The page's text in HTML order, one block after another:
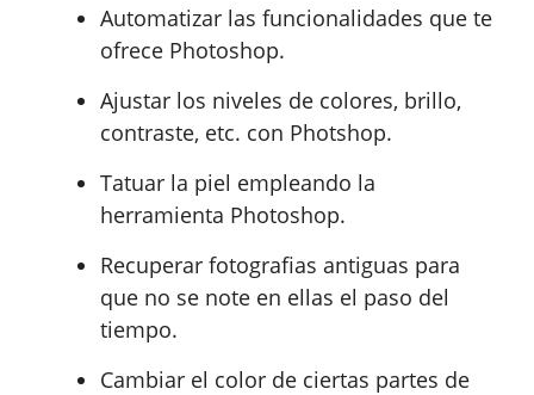
Automatizar las funcionalidades que te
ofrece Photoshop.
Ajustar los niveles de colores, brillo,
contraste, etc. con Photshop.
Tatuar la piel empleando la
herramienta Photoshop.
Recuperar fotografias antiguas para
que no se note en ellas el paso del
tiempo.
Cambiar el color de ciertas partes de